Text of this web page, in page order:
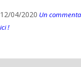
12/04/2020 Un
ici !